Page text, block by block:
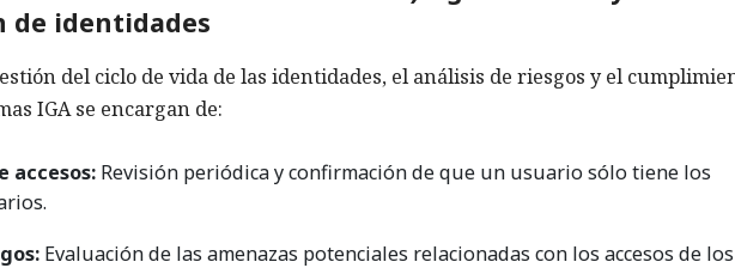
de identidades
del ciclo de vida de las identidades, el análisis de riesgos y el
IGA se encargan de:
accesos: Revisión periódica y confirmación de que un usuario sólo tiene los
Evaluación de las amenazas potenciales relacionadas con los accesos de los